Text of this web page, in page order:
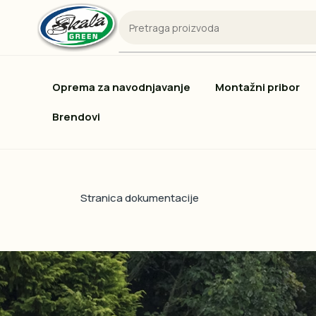
Oprema za navodnjavanje
Montažni pribor
Brendovi
Stranica dokumentacije